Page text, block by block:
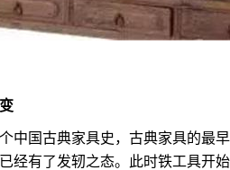
国古典家具史，古典家具的最早
经有了发轫之态。此时铁工具开